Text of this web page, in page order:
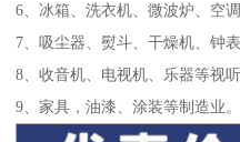
6、冰箱、洗衣机、微波炉、空
7、吸尘器、熨斗、干燥机、钟
8、收音机、电视机、乐器等视
9、家具，油漆、涂装等制造业。